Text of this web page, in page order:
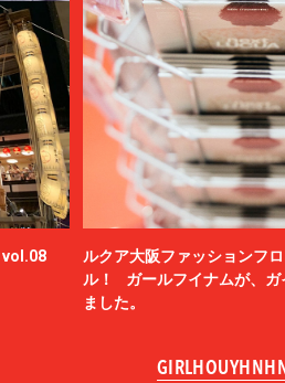
vol.08
ルクア大阪ファッションフ
ル！ ガールフイナムが、ガ
ました。